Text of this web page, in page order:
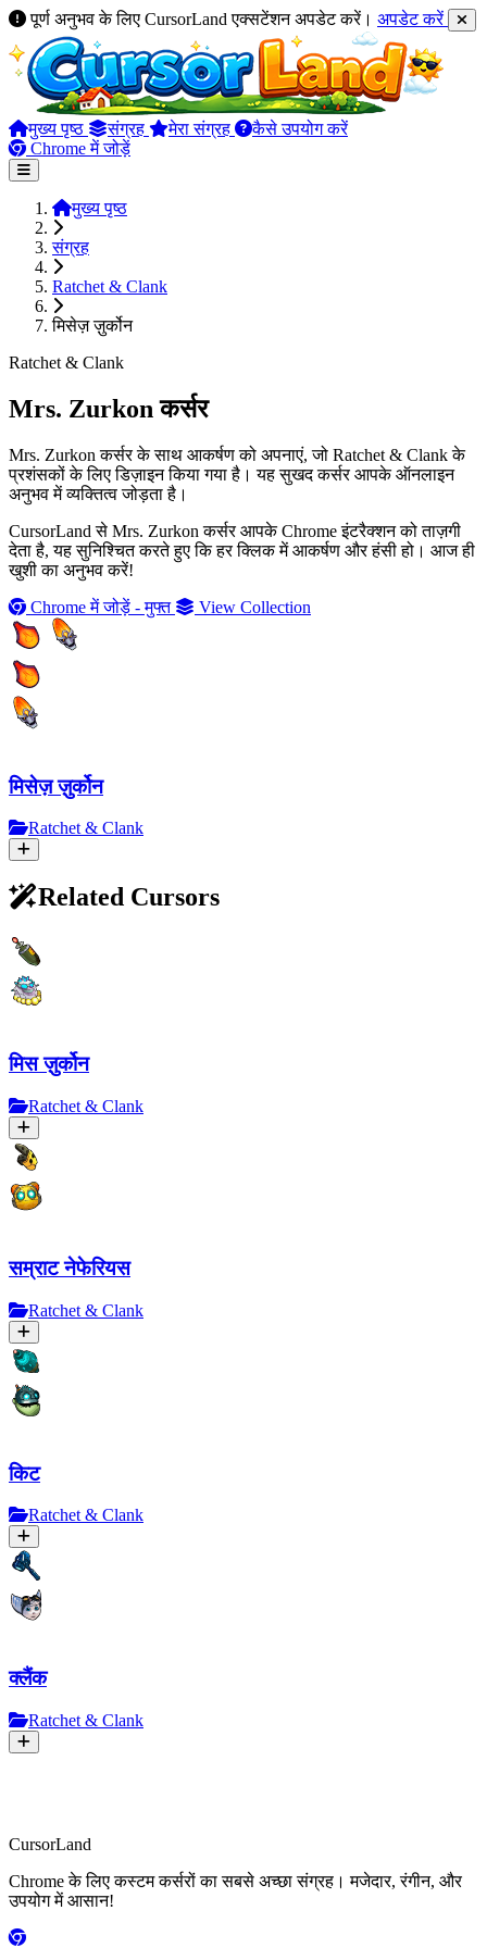
पूर्ण अनुभव के लिए CursorLand एक्सटेंशन अपडेट करें। अपडेट करें
मुख्य पृष्ठ संग्रह मेरा संग्रह
कैसे उपयोग करें
Chrome में जोड़ें
मुख्य पृष्ठ
संग्रह
Ratchet & Clank
मिसेज़ ज़ुर्कोन
Ratchet & Clank
Mrs. Zurkon कर्सर
Mrs. Zurkon कर्सर के साथ आकर्षण को अपनाएं, जो Ratchet & Clank के
प्रशंसकों के लिए डिज़ाइन किया गया है। यह सुखद कर्सर आपके ऑनलाइन
अनुभव में व्यक्तित्व जोड़ता है।
CursorLand से Mrs. Zurkon कर्सर आपके Chrome इंटरैक्शन को ताज़गी
देता है, यह सुनिश्चित करते हुए कि हर क्लिक में आकर्षण और हंसी हो। आज ही
खुशी का अनुभव करें!
Chrome में जोड़ें - मुफ्त
View Collection
मिसेज़ ज़ुर्कोन
Ratchet & Clank
Related Cursors
मिस ज़ुर्कोन
Ratchet & Clank
सम्राट नेफेरियस
Ratchet & Clank
किट
Ratchet & Clank
क्लैंक
Ratchet & Clank
CursorLand
Chrome के लिए कस्टम कर्सरों का सबसे अच्छा संग्रह। मजेदार, रंगीन, और
उपयोग में आसान!